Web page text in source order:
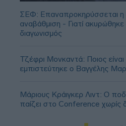
ΣΕΦ: Επαναπροκηρύσσεται η
αναβάθμιση - Γιατί
διαγωνισμός
Τζέφρι Μονκαντά: Ποιος
εμπιστεύτηκε ο Βαγγέλης
Μάριους Κράιγκερ Λιντ: Ο
παίζει στο Conference χωρίς